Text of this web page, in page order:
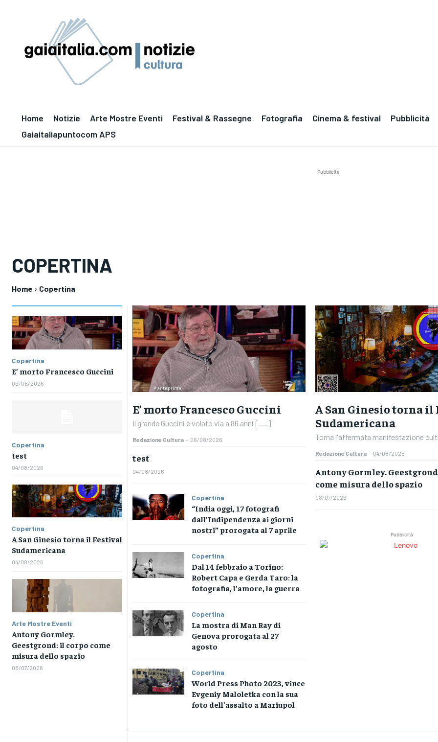
Home Notizie Arte Mostre Eventi Festival & Rassegne Fotografia Cinema & festival
Pubblicità
Gaiaitaliapuntocom APS
Pubblicità
COPERTINA
Home Copertina
Copertina
E’ morto Francesco Guccini
06/08/2026
Copertina
test
04/08/2026
Copertina
A San Ginesio torna il Festival
Sudamericana
04/08/2026
Arte Mostre Eventi
Antony Gormley.
Geestgrond: il corpo come
misura dello spazio
08/07/2026
E’ morto Francesco Guccini
Il grande Guccini è volato via a 86 anni [.....]
Redazione Cultura - 06/08/2026
test
04/08/2026
Copertina
“India oggi, 17 fotografi
dall’Indipendenza ai giorni
nostri” prorogata al 7 aprile
Copertina
Dal 14 febbraio a Torino:
Robert Capa e Gerda Taro: la
fotografia, l’amore, la guerra
Copertina
La mostra di Man Ray di
Genova prorogata al 27
agosto
Copertina
World Press Photo 2023, vince
Evgeniy Maloletka con la sua
foto dell’assalto a Mariupol
A San Ginesio torna il
Sudamericana
Torna l'affermata manifestazione
Redazione Cultura - 04/08/2026
Antony Gormley.
come misura dello spazio
08/07/2026
Pubblicità